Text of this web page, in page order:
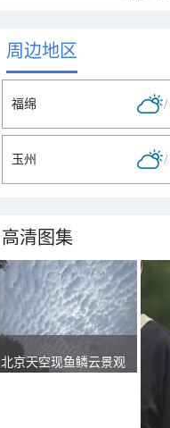
周边地区
福绵 /
玉州 /
高清图集
北京天空现鱼鳞云景观